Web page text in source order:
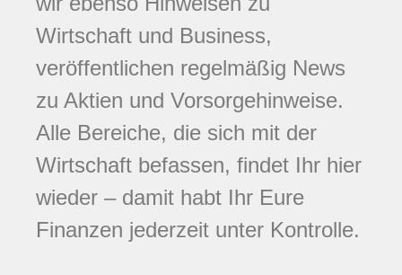
Wirtschaft und Business,
veröffentlichen regelmäßig News
zu Aktien und Vorsorgehinweise.
Alle Bereiche, die sich mit der
Wirtschaft befassen, findet Ihr hier
wieder – damit habt Ihr Eure
Finanzen jederzeit unter Kontrolle.